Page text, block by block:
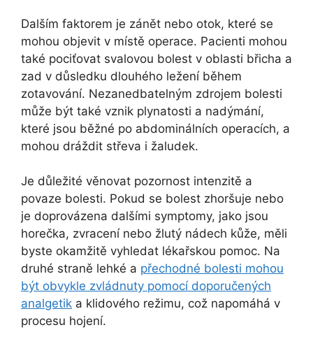
Dalším faktorem je zánět nebo otok, které se
mohou objevit v místě operace. Pacienti mohou
také pociťovat svalovou bolest v oblasti břicha a
zad v důsledku dlouhého ležení během
zotavování. Nezanedbatelným zdrojem bolesti
může být také vznik plynatosti a nadýmání,
které jsou běžné po abdominálních operacích, a
mohou dráždit střeva i žaludek.
Je důležité věnovat pozornost intenzitě a
povaze bolesti. Pokud se bolest zhoršuje nebo
je doprovázena dalšími symptomy, jako jsou
horečka, zvracení nebo žlutý nádech kůže, měli
byste okamžitě vyhledat lékařskou pomoc. Na
druhé straně lehké a přechodné bolesti mohou
být obvykle zvládnuty pomocí doporučených
analgetik a klidového režimu, což napomáhá v
procesu hojení.